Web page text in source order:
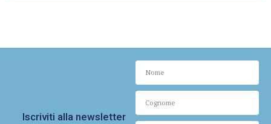
Iscriviti alla newsletter